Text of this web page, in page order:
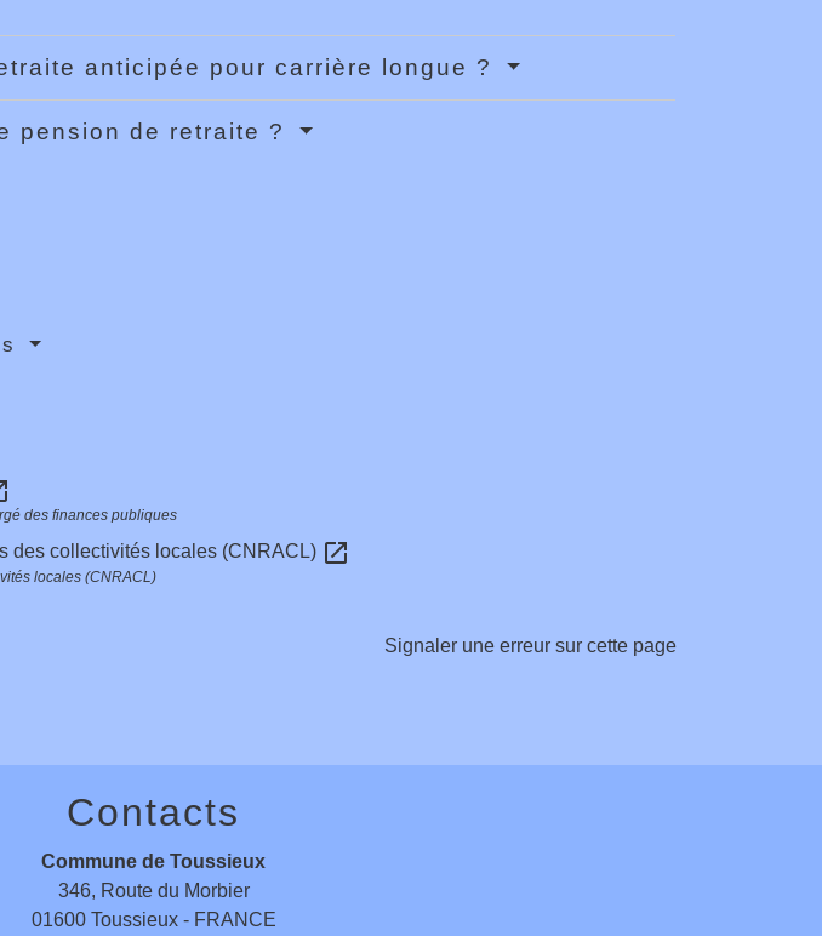
anticipée pour carrière longue ?
pension de retraite ?
des finances publiques
des collectivités locales (CNRACL) open_in_new
locales (CNRACL)
Signaler une erreur sur cette page
Contacts
Commune de Toussieux
346, Route du Morbier
01600 Toussieux - FRANCE